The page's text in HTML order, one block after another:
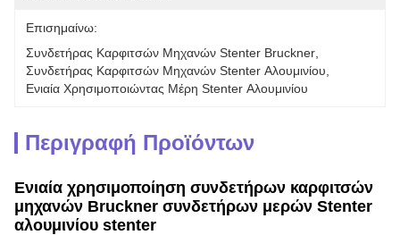
Επισημαίνω:
Συνδετήρας Καρφιτσών Μηχανών Stenter Bruckner
Συνδετήρας Καρφιτσών Μηχανών Stenter Αλουμινίου
Ενιαία Χρησιμοποιώντας Μέρη Stenter Αλουμινίου
Περιγραφή Προϊόντων
Ενιαία χρησιμοποίηση συνδετήρων καρφιτσών
μηχανών Bruckner συνδετήρων μερών Stenter
αλουμινίου stenter